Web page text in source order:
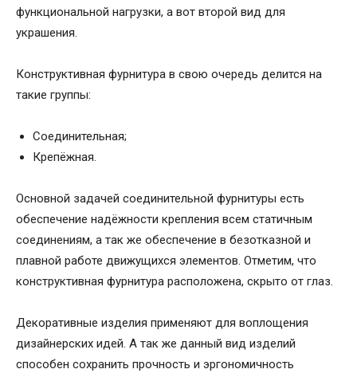
функциональной нагрузки, а вот второй вид для
украшения.
Конструктивная фурнитура в свою очередь делится на
такие группы:
Соединительная;
Крепёжная.
Основной задачей соединительной фурнитуры есть
обеспечение надёжности крепления всем статичным
соединениям, а так же обеспечение в безотказной и
плавной работе движущихся элементов. Отметим, что
конструктивная фурнитура расположена, скрыто от глаз.
Декоративные изделия применяют для воплощения
дизайнерских идей. А так же данный вид изделий
способен сохранить прочность и эргономичность